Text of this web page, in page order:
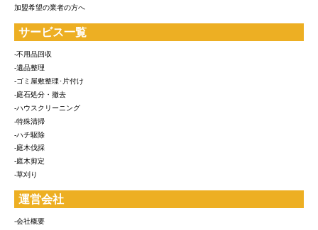
加盟希望の業者の方へ
サービス一覧
-不用品回収
-遺品整理
-ゴミ屋敷整理･片付け
-庭石処分・撤去
-ハウスクリーニング
-特殊清掃
-ハチ駆除
-庭木伐採
-庭木剪定
-草刈り
運営会社
-会社概要